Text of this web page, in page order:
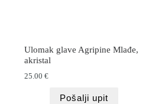
Ulomak glave Agripine Mlađe,
akristal
25.00€
Pošalji upit